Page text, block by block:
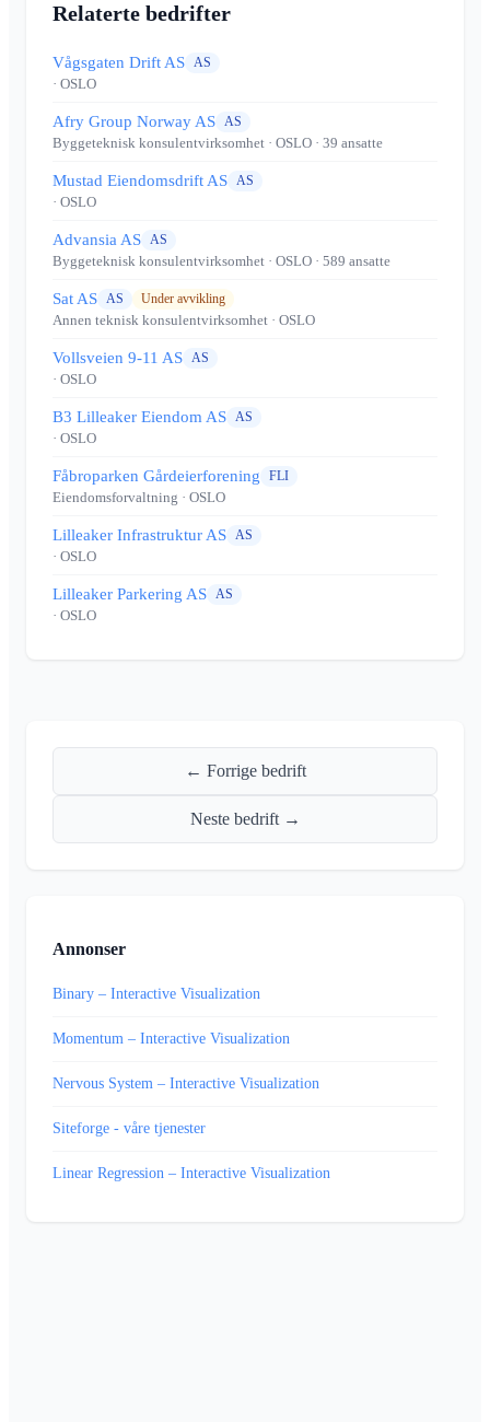
Relaterte bedrifter
Vågsgaten Drift AS AS
· OSLO
Afry Group Norway AS AS
Byggeteknisk konsulentvirksomhet · OSLO · 39 ansatte
Mustad Eiendomsdrift AS AS
· OSLO
Advansia AS AS
Byggeteknisk konsulentvirksomhet · OSLO · 589 ansatte
Sat AS AS Under avvikling
Annen teknisk konsulentvirksomhet · OSLO
Vollsveien 9-11 AS AS
· OSLO
B3 Lilleaker Eiendom AS AS
· OSLO
Fåbroparken Gårdeierforening FLI
Eiendomsforvaltning · OSLO
Lilleaker Infrastruktur AS AS
· OSLO
Lilleaker Parkering AS AS
· OSLO
← Forrige bedrift
Neste bedrift →
Annonser
Binary – Interactive Visualization
Momentum – Interactive Visualization
Nervous System – Interactive Visualization
Siteforge - våre tjenester
Linear Regression – Interactive Visualization